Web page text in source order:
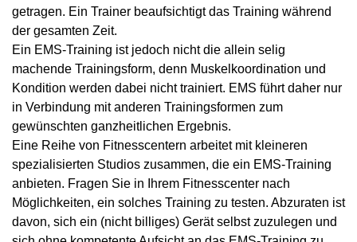
getragen. Ein Trainer beaufsichtigt das Training während
der gesamten Zeit.
Ein EMS-Training ist jedoch nicht die allein selig
machende Trainingsform, denn Muskelkoordination und
Kondition werden dabei nicht trainiert. EMS führt daher nur
in Verbindung mit anderen Trainingsformen zum
gewünschten ganzheitlichen Ergebnis.
Eine Reihe von Fitnesscentern arbeitet mit kleineren
spezialisierten Studios zusammen, die ein EMS-Training
anbieten. Fragen Sie in Ihrem Fitnesscenter nach
Möglichkeiten, ein solches Training zu testen. Abzuraten ist
davon, sich ein (nicht billiges) Gerät selbst zuzulegen und